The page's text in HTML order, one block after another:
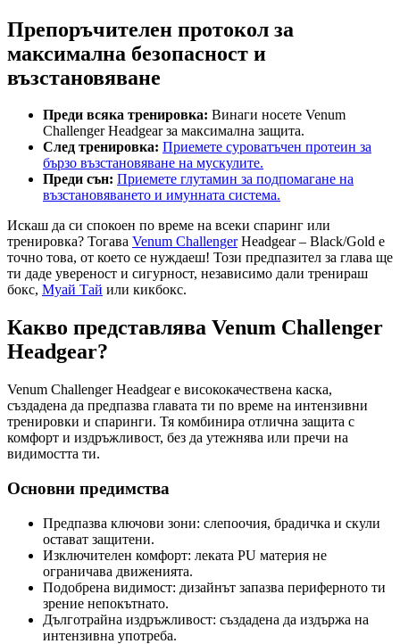
Препоръчителен протокол за
максимална безопасност и
възстановяване
Преди всяка тренировка: Винаги носете Venum
Challenger Headgear за максимална защита.
След тренировка: Приемете суроватъчен протеин за
бързо възстановяване на мускулите.
Преди сън: Приемете глутамин за подпомагане на
възстановяването и имунната система.
Искаш да си спокоен по време на всеки спаринг или
тренировка? Тогава Venum ChallengerHeadgear – Black/Gold е
точно това, от което се нуждаеш! Този предпазител за глава ще
ти даде увереност и сигурност, независимо дали тренираш
бокс, Муай Тай или кикбокс.
Какво представлява Venum Challenger
Headgear?
Venum Challenger Headgear е висококачествена каска,
създадена да предпазва главата ти по време на интензивни
тренировки и спаринги. Тя комбинира отлична защита с
комфорт и издръжливост, без да утежнява или пречи на
видимостта ти.
Основни предимства
Предпазва ключови зони: слепоочия, брадичка и скули
остават защитени.
Изключителен комфорт: леката PU материя не
ограничава движенията.
Подобрена видимост: дизайнът запазва периферното ти
зрение непокътнато.
Дълготрайна издръжливост: създадена да издържа на
интензивна употреба.